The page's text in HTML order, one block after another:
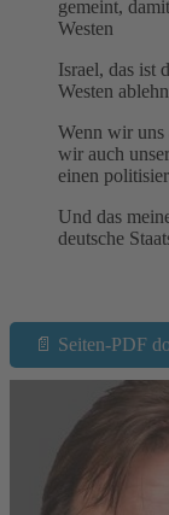
gemeint,
Westen
Israel, das ist
Westen
Wenn wir uns
wir auch
einen
Und das
deutsche
📄 Seiten-PDF